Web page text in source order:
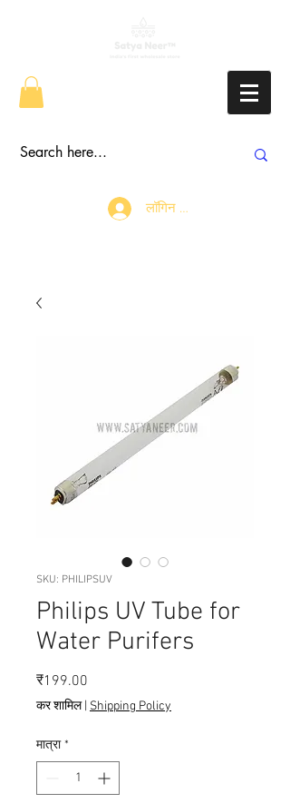
लॉगिन करें
SKU: PHILIPSUV
Philips UV Tube for
Water Purifers
₹199.00
कर शामिल| Shipping Policy
मात्रा *